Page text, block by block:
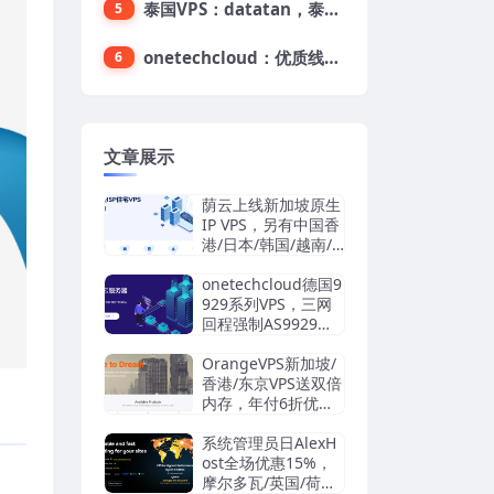
5 泰国VPS：datatan，泰国不限流量VPS，$33/月，4G内存/3核/60gSSD
6 onetechcloud：优质线路，精品VPS低至28元，美国三网原生CN2 GIA（高防可选）、香港CN2、韩国CN2
文章展示
荫云上线新加坡原生
IP VPS，另有中国香
港/日本/韩国/越南/
德国/西班牙/美国双I
SP/中国台湾原生I
P，4.2美元/月起，
onetechcloud德国9
929系列VPS，三网
回程强制AS9929，
OrangeVPS新加坡/
香港/东京VPS送双倍
内存，年付6折优
起，支持支付宝/微
信/Paypal
系统管理员日AlexH
ost全场优惠15%，
摩尔多瓦/英国/荷兰/